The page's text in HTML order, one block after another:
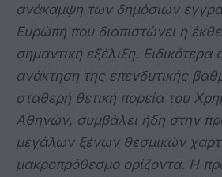
ανάκαμψη των δημόσιων
Ευρώπη που διαπιστώνει η
σημαντική εξέλιξη.
ανάκτηση της επενδυτικής
σταθερή θετική πορεία του
Αθηνών, συμβάλει ήδη στην
μεγάλων ξένων θεσμικών
μακροπρόθεσμο ορίζοντα. Η